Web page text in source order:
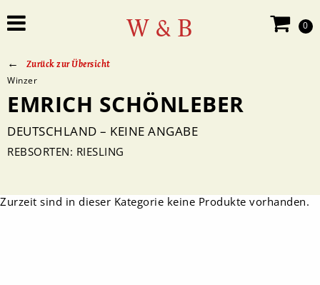
0
W & B
Zurück zur Übersicht
Winzer
EMRICH SCHÖNLEBER
DEUTSCHLAND – KEINE ANGABE
REBSORTEN: RIESLING
Zurzeit sind in dieser Kategorie keine Produkte vorhanden.